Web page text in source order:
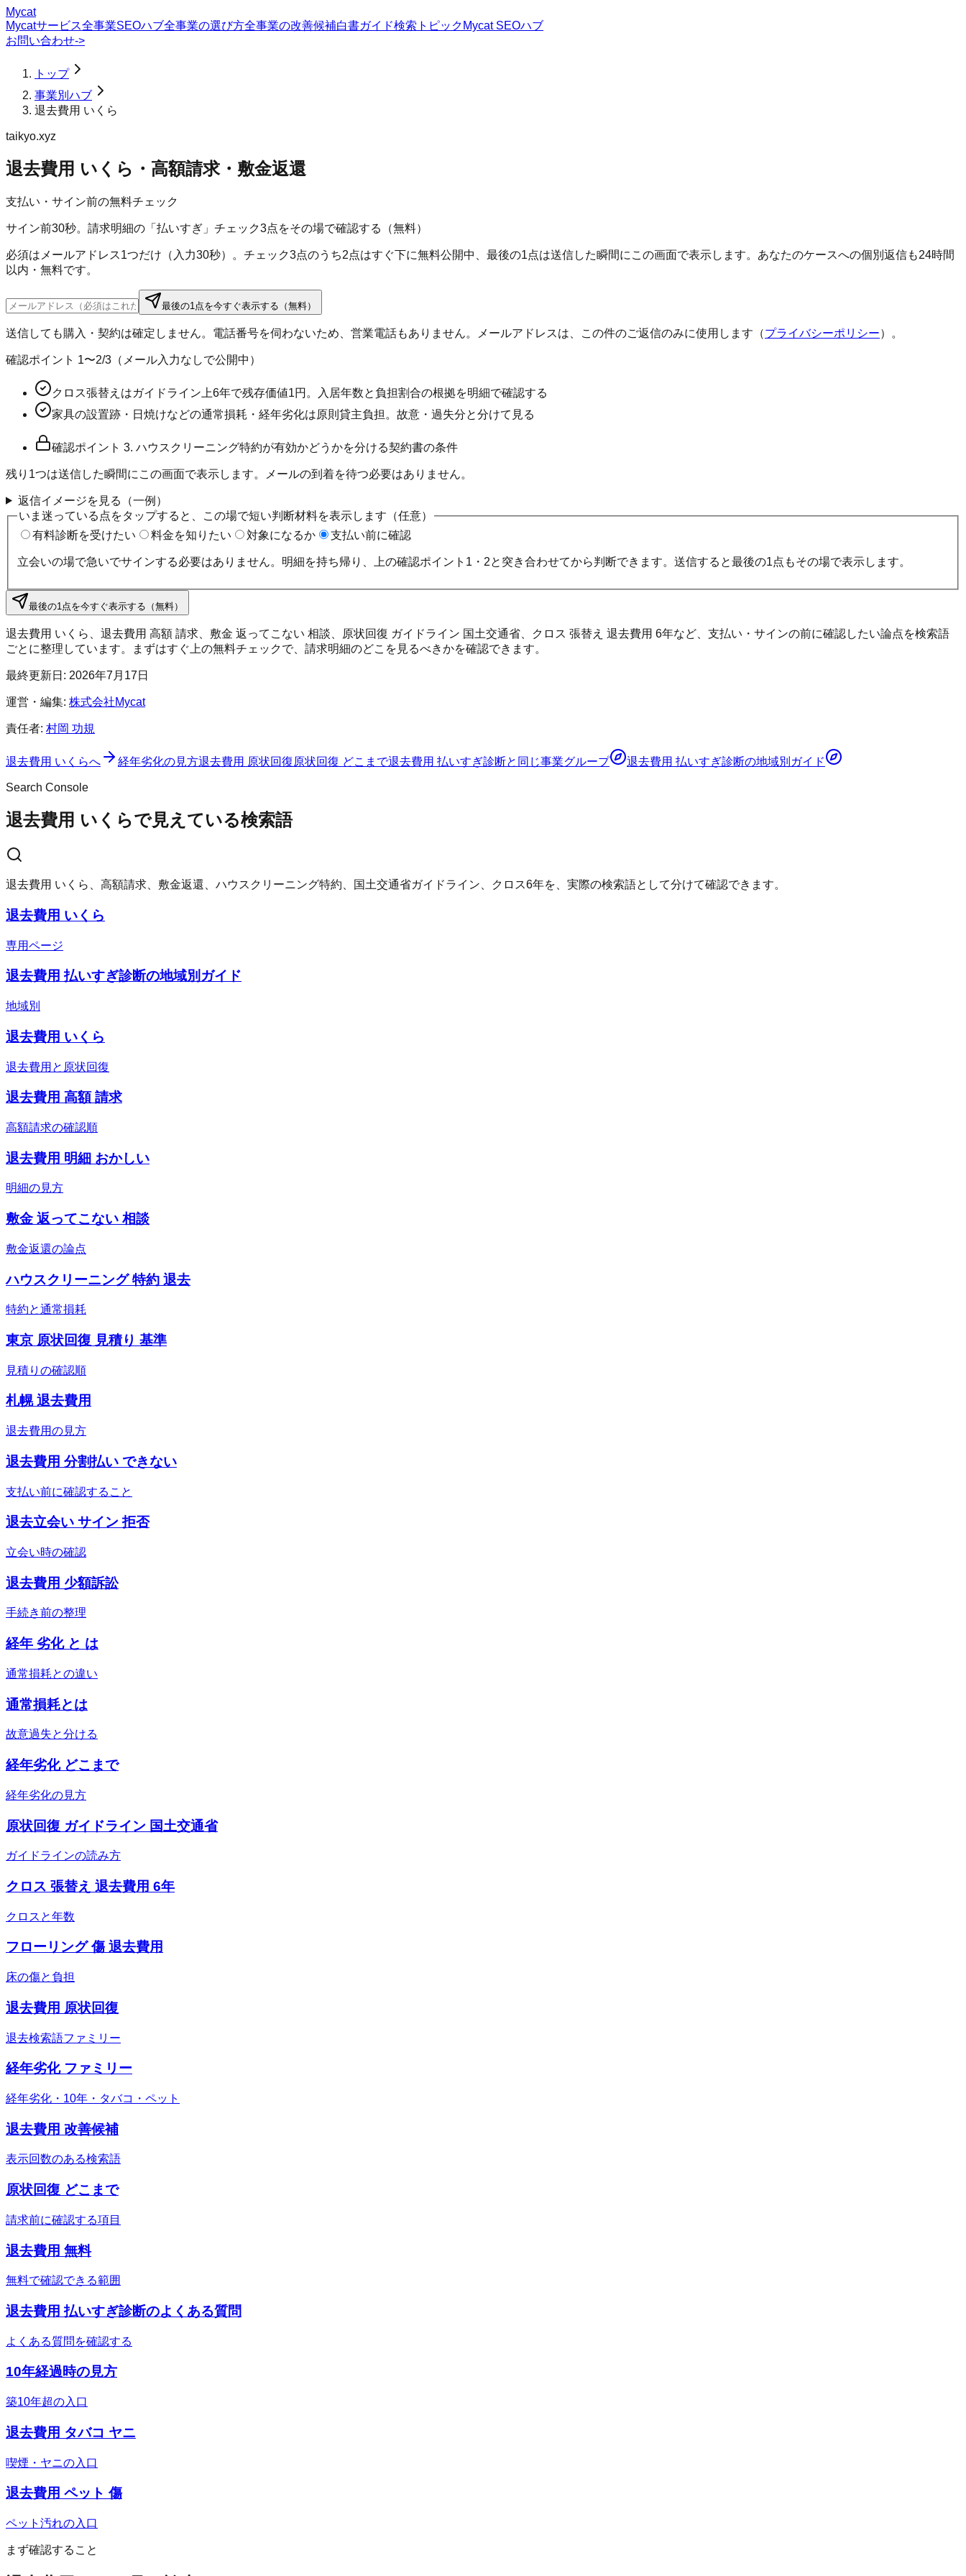
Mycat
Mycatサービス全事業SEOハブ全事業の選び方全事業の改善候補白書ガイド検索トピック Mycat SEOハブ
お問い合わせ->
トップ
事業別ハブ
退去費用 いくら
taikyo.xyz
退去費用 いくら・高額請求・敷金返還
支払い・サイン前の無料チェック
サイン前30秒。請求明細の「払いすぎ」チェック3点をその場で確認する（無料）
必須はメールアドレス1つだけ（入力30秒）。チェック3点のうち2点はすぐ下に無料公開中、最後の1点は送信した瞬間にこの画面で表示します。あなたのケースへの個別返信も24時間
以内・無料です。
最後の1点を今すぐ表示する（無料）
送信しても購入・契約は確定しません。電話番号を伺わないため、営業電話もありません。メールアドレスは、この件のご返信のみに使用します（プライバシーポリシー）。
確認ポイント 1〜2/3 （メール入力なしで公開中）
クロス張替えはガイドライン上6年で残存価値1円。入居年数と負担割合の根拠を明細で確認する
家具の設置跡・日焼けなどの通常損耗・経年劣化は原則貸主負担。故意・過失分と分けて見る
確認ポイント 3. ハウスクリーニング特約が有効かどうかを分ける契約書の条件
残り 1つは送信した瞬間にこの画面で表示します。メールの到着を待つ必要はありません。
返信イメージを見る（一例）
いま迷っている点をタップすると、この場で短い判断材料を表示します（任意）
有料診断を受けたい
料金を知りたい 対象になるか 支払い前に確認
立会いの場で急いでサインする必要はありません。明細を持ち帰り、上の確認ポイント1・2と突き合わせてから判断できます。送信すると最後の1点もその場で表示します。
最後の1点を今すぐ表示する（無料）
退去費用 いくら、退去費用 高額 請求、敷金 返ってこない 相談、原状回復 ガイドライン 国土交通省、クロス 張替え 退去費用 6年など、支払い・サインの前に確認したい論点を検索語
ごとに整理しています。まずはすぐ上の無料チェックで、請求明細のどこを見るべきかを確認できます。
最終更新日: 2026年7月17日
運営・編集: 株式会社Mycat
責任者: 村岡 功規
退去費用 いくらへ 経年劣化の見方退去費用 原状回復原状回復 どこまで退去費用 払いすぎ診断と同じ事業グループ 退去費用 払いすぎ診断の地域別ガイド
Search Console
退去費用 いくらで見えている検索語
退去費用 いくら、高額請求、敷金返還、ハウスクリーニング特約、国土交通省ガイドライン、クロス6年を、実際の検索語として分けて確認できます。
退去費用 いくら
専用ページ
退去費用 払いすぎ診断の地域別ガイド
地域別
退去費用 いくら
退去費用と原状回復
退去費用 高額 請求
高額請求の確認順
退去費用 明細 おかしい
明細の見方
敷金 返ってこない 相談
敷金返還の論点
ハウスクリーニング 特約 退去
特約と通常損耗
東京 原状回復 見積り 基準
見積りの確認順
札幌 退去費用
退去費用の見方
退去費用 分割払い できない
支払い前に確認すること
退去立会い サイン 拒否
立会い時の確認
退去費用 少額訴訟
手続き前の整理
経年 劣化 と は
通常損耗との違い
通常損耗とは
故意過失と分ける
経年劣化 どこまで
経年劣化の見方
原状回復 ガイドライン 国土交通省
ガイドラインの読み方
クロス 張替え 退去費用 6年
クロスと年数
フローリング 傷 退去費用
床の傷と負担
退去費用 原状回復
退去検索語ファミリー
経年劣化 ファミリー
経年劣化・10年・タバコ・ペット
退去費用 改善候補
表示回数のある検索語
原状回復 どこまで
請求前に確認する項目
退去費用 無料
無料で確認できる範囲
退去費用 払いすぎ診断のよくある質問
よくある質問を確認する
10年経過時の見方
築10年超の入口
退去費用 タバコ ヤニ
喫煙・ヤニの入口
退去費用 ペット 傷
ペット汚れの入口
まず確認すること